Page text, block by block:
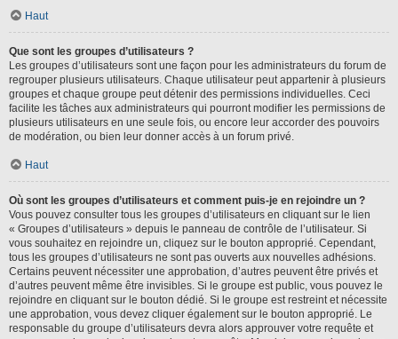
Haut
Que sont les groupes d’utilisateurs ?
Les groupes d’utilisateurs sont une façon pour les administrateurs du forum de
regrouper plusieurs utilisateurs. Chaque utilisateur peut appartenir à plusieurs
groupes et chaque groupe peut détenir des permissions individuelles. Ceci
facilite les tâches aux administrateurs qui pourront modifier les permissions de
plusieurs utilisateurs en une seule fois, ou encore leur accorder des pouvoirs
de modération, ou bien leur donner accès à un forum privé.
Haut
Où sont les groupes d’utilisateurs et comment puis-je en rejoindre un ?
Vous pouvez consulter tous les groupes d’utilisateurs en cliquant sur le lien
« Groupes d’utilisateurs » depuis le panneau de contrôle de l’utilisateur. Si
vous souhaitez en rejoindre un, cliquez sur le bouton approprié. Cependant,
tous les groupes d’utilisateurs ne sont pas ouverts aux nouvelles adhésions.
Certains peuvent nécessiter une approbation, d’autres peuvent être privés et
d’autres peuvent même être invisibles. Si le groupe est public, vous pouvez le
rejoindre en cliquant sur le bouton dédié. Si le groupe est restreint et nécessite
une approbation, vous devez cliquer également sur le bouton approprié. Le
responsable du groupe d’utilisateurs devra alors approuver votre requête et